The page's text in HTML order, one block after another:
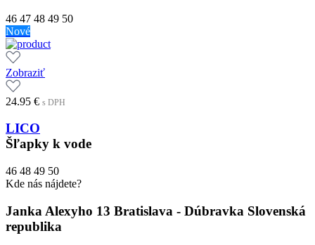
46 47 48 49 50
Nové
Zobraziť
24.95 € s DPH
LICO
Šľapky k vode
46 48 49 50
Kde nás nájdete?
Janka Alexyho 13 Bratislava - Dúbravka Slovenská
republika